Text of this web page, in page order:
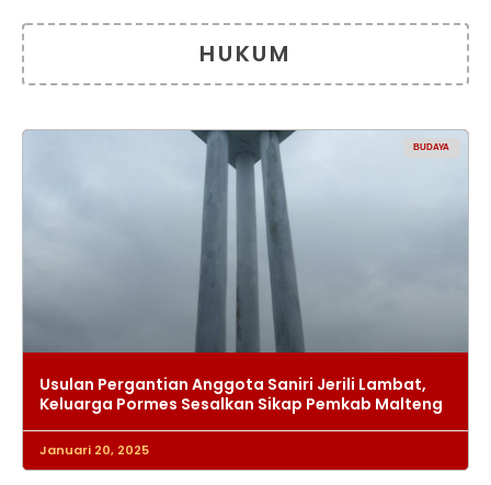
HUKUM
BUDAYA
Usulan Pergantian Anggota Saniri Jerili Lambat,
Keluarga Pormes Sesalkan Sikap Pemkab Malteng
Januari 20, 2025